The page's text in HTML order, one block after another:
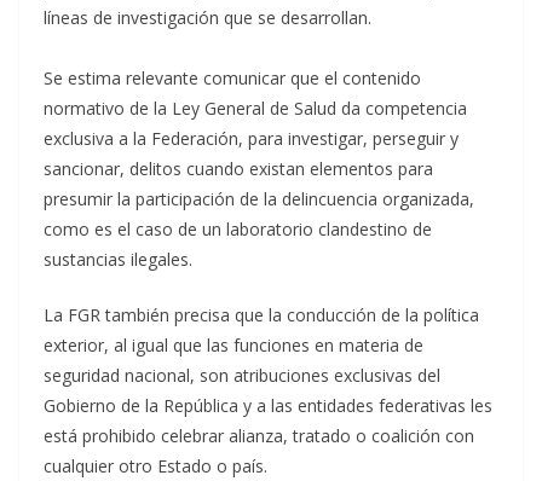
líneas de investigación que se desarrollan.
Se estima relevante comunicar que el contenido
normativo de la Ley General de Salud da competencia
exclusiva a la Federación, para investigar, perseguir y
sancionar, delitos cuando existan elementos para
presumir la participación de la delincuencia organizada,
como es el caso de un laboratorio clandestino de
sustancias ilegales.
La FGR también precisa que la conducción de la política
exterior, al igual que las funciones en materia de
seguridad nacional, son atribuciones exclusivas del
Gobierno de la República y a las entidades federativas les
está prohibido celebrar alianza, tratado o coalición con
cualquier otro Estado o país.